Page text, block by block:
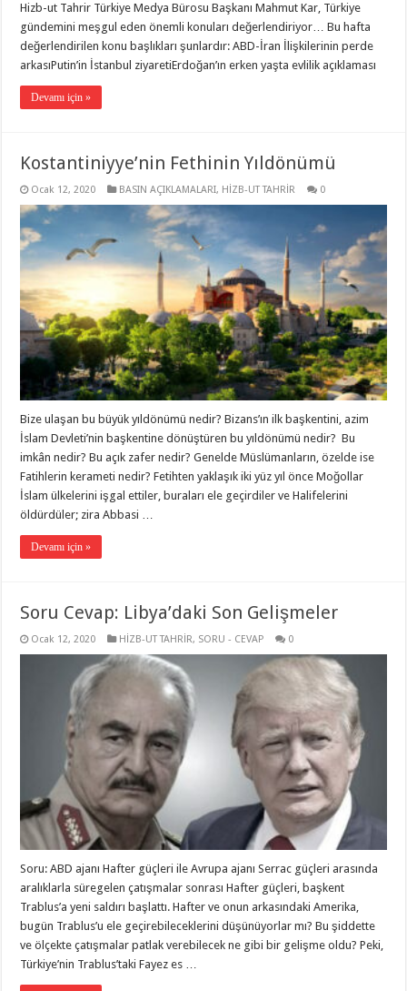
Hizb-ut Tahrir Türkiye Medya Bürosu Başkanı Mahmut Kar, Türkiye
gündemini meşgul eden önemli konuları değerlendiriyor… Bu hafta
değerlendirilen konu başlıkları şunlardır: ABD-İran İlişkilerinin perde
arkasıPutin’in İstanbul ziyaretiErdoğan’ın erken yaşta evlilik açıklaması
Devamı için »
Kostantiniyye’nin Fethinin Yıldönümü
Ocak 12, 2020 BASIN AÇIKLAMALARI, HİZB-UT TAHRİR 0
Bize ulaşan bu büyük yıldönümü nedir? Bizans’ın ilk başkentini, azim
İslam Devleti’nin başkentine dönüştüren bu yıldönümü nedir? Bu
imkân nedir? Bu açık zafer nedir? Genelde Müslümanların, özelde ise
Fatihlerin kerameti nedir? Fetihten yaklaşık iki yüz yıl önce Moğollar
İslam ülkelerini işgal ettiler, buraları ele geçirdiler ve Halifelerini
öldürdüler; zira Abbasi …
Devamı için »
Soru Cevap: Libya’daki Son Gelişmeler
Ocak 12, 2020 HİZB-UT TAHRİR, SORU - CEVAP 0
Soru: ABD ajanı Hafter güçleri ile Avrupa ajanı Serrac güçleri arasında
aralıklarla süregelen çatışmalar sonrası Hafter güçleri, başkent
Trablus’a yeni saldırı başlattı. Hafter ve onun arkasındaki Amerika,
bugün Trablus’u ele geçirebileceklerini düşünüyorlar mı? Bu şiddette
ve ölçekte çatışmalar patlak verebilecek ne gibi bir gelişme oldu? Peki,
Türkiye’nin Trablus’taki Fayez es …